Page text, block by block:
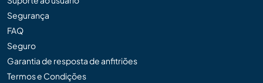
Segurança
FAQ
Seguro
Garantia de resposta de anfitriões
Termos e Condições